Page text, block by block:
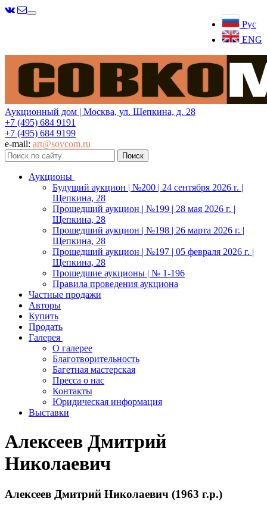
Рус
ENG
Меню
Аукционный дом | Москва, ул. Щепкина, д. 28
+7 (495) 684 9191
+7 (495) 684 9199
e-mail: art@sovcom.ru
Аукционы
Будущий аукцион | №200 | 24 сентября 2026 г. |
Щепкина, 28
Прошедший аукцион | №199 | 28 мая 2026 г. |
Щепкина, 28
Прошедший аукцион | №198 | 26 марта 2026 г. |
Щепкина, 28
Прошедший аукцион | №197 | 05 февраля 2026 г. |
Щепкина, 28
Прошедшие аукционы | № 1-196
Правила проведения аукциона
Частные продажи
Авторы
Купить
Продать
Галерея
О галерее
Благотворительность
Багетная мастерская
Пресса о нас
Контакты
Юридическая информация
Выставки
Алексеев Дмитрий
Николаевич
Алексеев Дмитрий Николаевич (1963 г.р.)